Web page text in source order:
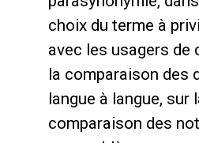
choix du terme à
avec les usagers de
la comparaison des
langue à langue, sur
comparaison des